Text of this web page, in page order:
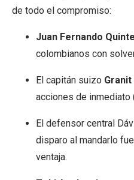
de todo el compromiso:
Juan Fernando
colombianos con
El capitán suizo Granit
acciones de inmediato
El defensor central
disparo al mandarlo
ventaja.